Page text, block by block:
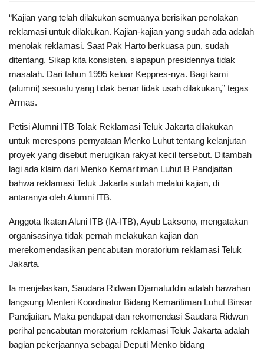
“Kajian yang telah dilakukan semuanya berisikan penolakan
reklamasi untuk dilakukan. Kajian-kajian yang sudah ada adalah
menolak reklamasi. Saat Pak Harto berkuasa pun, sudah
ditentang. Sikap kita konsisten, siapapun presidennya tidak
masalah. Dari tahun 1995 keluar Keppres-nya. Bagi kami
(alumni) sesuatu yang tidak benar tidak usah dilakukan,” tegas
Armas.
Petisi Alumni ITB Tolak Reklamasi Teluk Jakarta dilakukan
untuk merespons pernyataan Menko Luhut tentang kelanjutan
proyek yang disebut merugikan rakyat kecil tersebut. Ditambah
lagi ada klaim dari Menko Kemaritiman Luhut B Pandjaitan
bahwa reklamasi Teluk Jakarta sudah melalui kajian, di
antaranya oleh Alumni ITB.
Anggota Ikatan Aluni ITB (IA-ITB), Ayub Laksono, mengatakan
organisasinya tidak pernah melakukan kajian dan
merekomendasikan pencabutan moratorium reklamasi Teluk
Jakarta.
Ia menjelaskan, Saudara Ridwan Djamaluddin adalah bawahan
langsung Menteri Koordinator Bidang Kemaritiman Luhut Binsar
Pandjaitan. Maka pendapat dan rekomendasi Saudara Ridwan
perihal pencabutan moratorium reklamasi Teluk Jakarta adalah
bagian pekerjaannya sebagai Deputi Menko bidang